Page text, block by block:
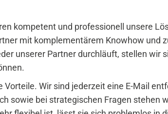
kompetent und professionell unsere
mit komplementärem Knowhow und
unserer Partner durchläuft, stellen wir
Wir sind jederzeit eine E-Mail
sowie bei strategischen Fragen stehen